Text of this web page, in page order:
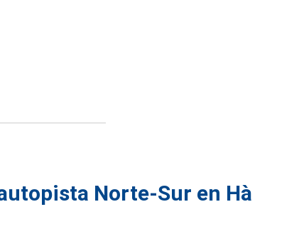
Norte-Sur en Hà